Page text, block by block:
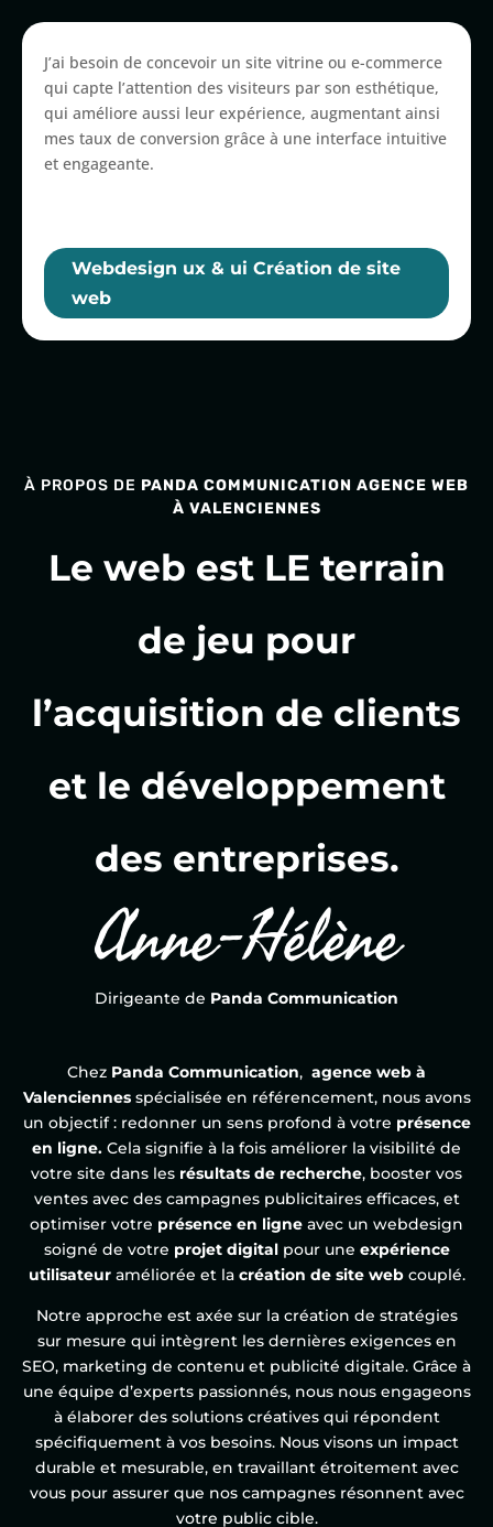
J’ai besoin de concevoir un site vitrine ou e-commerce
qui capte l’attention des visiteurs par son esthétique,
qui améliore aussi leur expérience, augmentant ainsi
mes taux de conversion grâce à une interface intuitive
et engageante.
Webdesign ux & ui Création de site
web
À PROPOS DE PANDA COMMUNICATION AGENCE WEB
À VALENCIENNES
Le web est LE terrain
de jeu pour
l’acquisition de clients
et le développement
des entreprises.
Anne-Hélène
Dirigeante de Panda Communication
Chez Panda Communication, agence web à
Valenciennesspécialisée en référencement, nous avons
un objectif : redonner un sens profond à votre présence
en ligne. Cela signifie à la fois améliorer la visibilité de
votre site dans les résultats de recherche, booster vos
ventes avec des campagnes publicitaires efficaces, et
optimiser votre présence en ligne avec un webdesign
soigné de votre projet digitalpour une expérience
utilisateuraméliorée et la création de site webcouplé.
Notre approche est axée sur la création de stratégies
sur mesure qui intègrent les dernières exigences en
SEO, marketing de contenu et publicité digitale. Grâce à
une équipe d’experts passionnés, nous nous engageons
à élaborer des solutions créatives qui répondent
spécifiquement à vos besoins. Nous visons un impact
durable et mesurable, en travaillant étroitement avec
vous pour assurer que nos campagnes résonnent avec
votre public cible.